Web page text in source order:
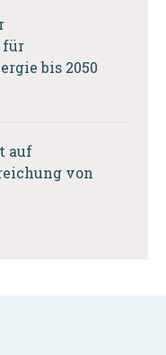
für
bis 2050
auf
von